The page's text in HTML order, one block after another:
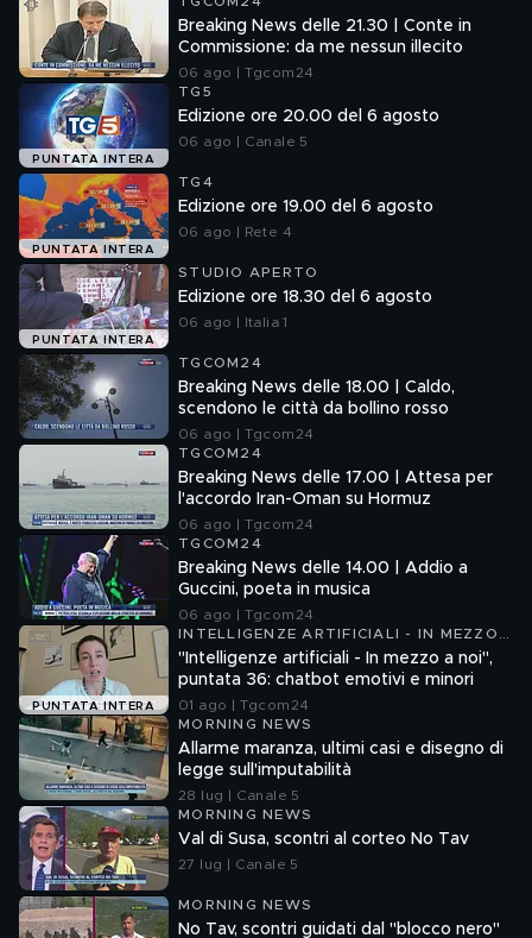
Breaking News delle 21.30 | Conte in
Commissione: da me nessun illecito
06 ago | Tgcom24
PUNTATA INTERA
TG5
Edizione ore 20.00 del 6 agosto
06 ago | Canale 5
PUNTATA INTERA
TG4
Edizione ore 19.00 del 6 agosto
06 ago | Rete 4
PUNTATA INTERA
STUDIO APERTO
Edizione ore 18.30 del 6 agosto
06 ago | Italia 1
TGCOM24
Breaking News delle 18.00 | Caldo,
scendono le città da bollino rosso
06 ago | Tgcom24
TGCOM24
Breaking News delle 17.00 | Attesa per
l'accordo Iran-Oman su Hormuz
06 ago | Tgcom24
TGCOM24
Breaking News delle 14.00 | Addio a
Guccini, poeta in musica
06 ago | Tgcom24
PUNTATA INTERA
INTELLIGENZE ARTIFICIALI - IN MEZZO
A NOI
"Intelligenze artificiali - In mezzo a noi",
puntata 36: chatbot emotivi e minori
01 ago | Tgcom24
MORNING NEWS
Allarme maranza, ultimi casi e disegno di
legge sull'imputabilità
28 lug | Canale 5
MORNING NEWS
Val di Susa, scontri al corteo No Tav
27 lug | Canale 5
MORNING NEWS
No Tav, scontri guidati dal "blocco nero"